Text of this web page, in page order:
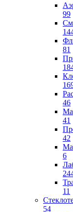
99
81
46
41
42
6
11
54